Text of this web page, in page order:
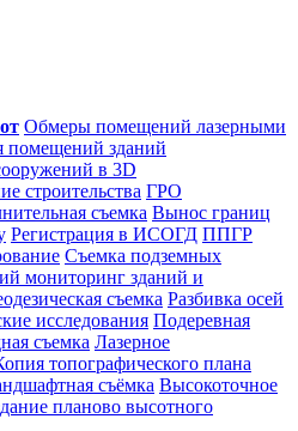
Обмеры помещений лазерными
помещений зданий
в 3D
строительства ГРО
съемка Вынос границ
Регистрация в ИСОГД ППГР
Съемка подземных
мониторинг зданий и
съемка Разбивка осей
исследования Подеревная
съемка Лазерное
топографического плана
съёмка Высокоточное
планово высотного